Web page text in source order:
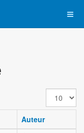
Affichage
#
Auteur